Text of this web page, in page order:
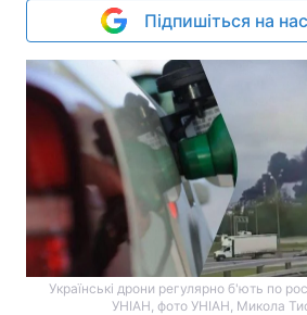
Підпишіться на
Українські дрони регулярно б'ють по
УНІАН, фото УНІАН, Микола